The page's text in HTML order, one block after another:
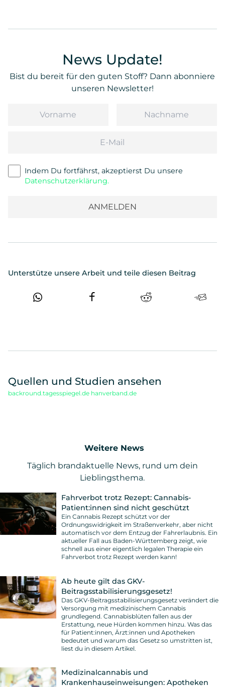
News Update!
Bist du bereit für den guten Stoff? Dann abonniere
unseren Newsletter!
Indem Du fortfährst, akzeptierst Du unsere
Datenschutzerklärung.
Unterstütze unsere Arbeit und teile diesen Beitrag
Quellen und Studien ansehen
backround.tagesspiegel.de hanverband.de
Weitere News
Täglich brandaktuelle News, rund um dein
Lieblingsthema.
Fahrverbot trotz Rezept: Cannabis-
Patient:innen sind nicht geschützt
Ein Cannabis Rezept schützt vor der
Ordnungswidrigkeit im Straßenverkehr, aber nicht
automatisch vor dem Entzug der Fahrerlaubnis. Ein
aktueller Fall aus Baden-Württemberg zeigt, wie
schnell aus einer eigentlich legalen Therapie ein
Fahrverbot trotz Rezept werden kann!
Ab heute gilt das GKV-
Beitragsstabilisierungsgesetz!
Das GKV-Beitragsstabilisierungsgesetz verändert die
Versorgung mit medizinischem Cannabis
grundlegend. Cannabisblüten fallen aus der
Erstattung, neue Hürden kommen hinzu. Was das
für Patient:innen, Ärzt:innen und Apotheken
bedeutet und warum das Gesetz so umstritten ist,
liest du in diesem Artikel.
Medizinalcannabis und
Krankenhauseinweisungen: Apotheken